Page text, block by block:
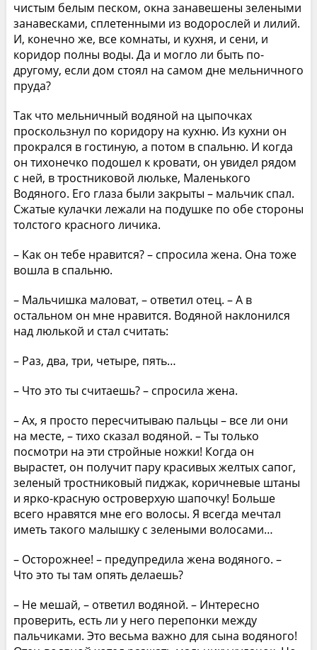
чистым белым песком, окна занавешены зелеными
занавесками, сплетенными из водорослей и лилий.
И, конечно же, все комнаты, и кухня, и сени, и
коридор полны воды. Да и могло ли быть по-
другому, если дом стоял на самом дне мельничного
пруда?
Так что мельничный водяной на цыпочках
проскользнул по коридору на кухню. Из кухни он
прокрался в гостиную, а потом в спальню. И когда
он тихонечко подошел к кровати, он увидел рядом
с ней, в тростниковой люльке, Маленького
Водяного. Его глаза были закрыты – мальчик спал.
Сжатые кулачки лежали на подушке по обе стороны
толстого красного личика.
– Как он тебе нравится? – спросила жена. Она тоже
вошла в спальню.
– Мальчишка маловат, – ответил отец. – А в
остальном он мне нравится. Водяной наклонился
над люлькой и стал считать:
– Раз, два, три, четыре, пять…
– Что это ты считаешь? – спросила жена.
– Ах, я просто пересчитываю пальцы – все ли они
на месте, – тихо сказал водяной. – Ты только
посмотри на эти стройные ножки! Когда он
вырастет, он получит пару красивых желтых сапог,
зеленый тростниковый пиджак, коричневые штаны
и ярко-красную островерхую шапочку! Больше
всего нравятся мне его волосы. Я всегда мечтал
иметь такого малышку с зелеными волосами…
– Осторожнее! – предупредила жена водяного. –
Что это ты там опять делаешь?
– Не мешай, – ответил водяной. – Интересно
проверить, есть ли у него перепонки между
пальчиками. Это весьма важно для сына водяного!